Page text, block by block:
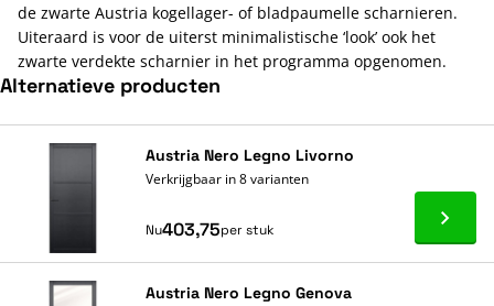
de zwarte Austria kogellager- of bladpaumelle scharnieren.
Uiteraard is voor de uiterst minimalistische ‘look’ ook het
zwarte verdekte scharnier in het programma opgenomen.
Alternatieve producten
Austria Nero Legno Livorno
Verkrijgbaar in 8 varianten
Nu403,75per stuk Ga
Austria Nero Legno Genova